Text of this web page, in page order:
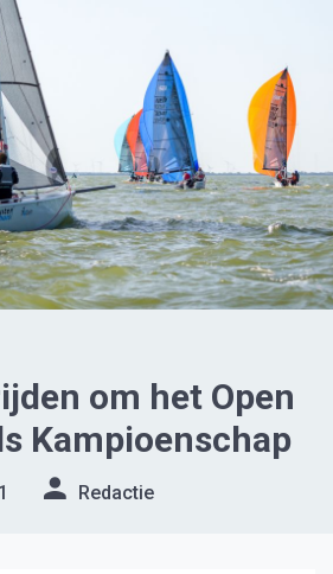
om het Open
Kampioenschap
Redactie